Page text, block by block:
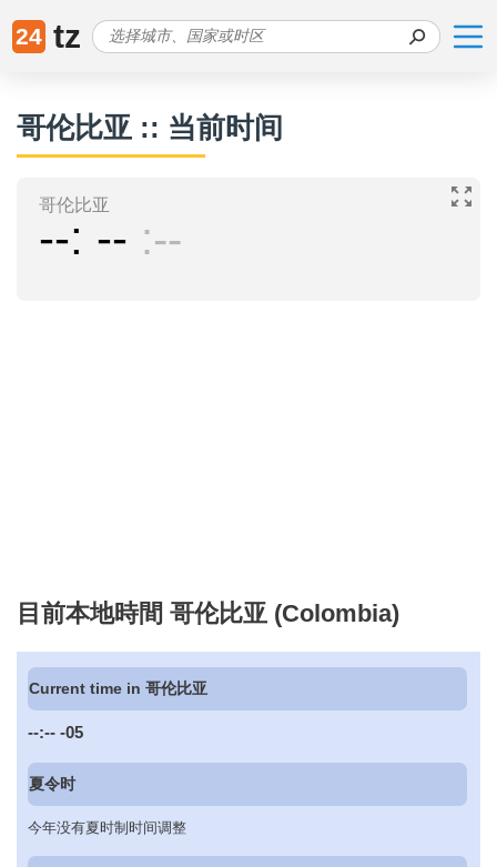
24 tz
哥伦比亚 :: 当前时间
哥伦比亚
-- -- --
目前本地時間 哥伦比亚 (Colombia)
Current time in 哥伦比亚
--:-- -05
夏令时
今年没有夏时制时间调整